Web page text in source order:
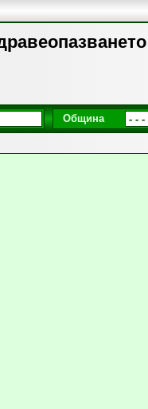
Община